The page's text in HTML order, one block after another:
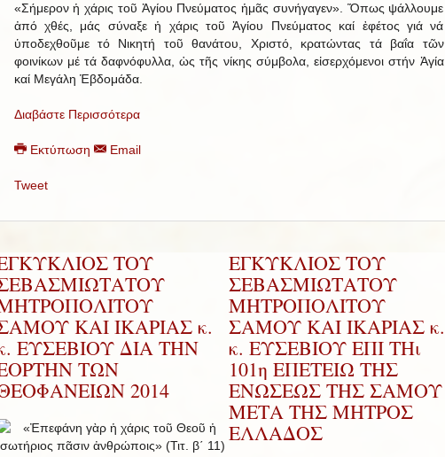
«Σήμερον ἡ χάρις τοῦ Ἁγίου Πνεύματος ἡμᾶς συνήγαγεν». Ὅπως ψάλλουμε
ἀπό χθές, μάς σύναξε ἡ χάρις τοῦ Ἁγίου Πνεύματος καί ἐφέτος γιά νά
ὑποδεχθοῦμε τό Νικητή τοῦ θανάτου, Χριστό, κρατώντας τά βαΐα τῶν
φοινίκων μέ τά δαφνόφυλλα, ὡς τῆς νίκης σύμβολα, εἰσερχόμενοι στήν Ἁγία
καί Μεγάλη Ἑβδομάδα.
Διαβάστε Περισσότερα
Εκτύπωση Email
Tweet
ΤΟΥ
ΚΑΙ ΙΚΑΡΙΑΣ κ.
ΕΥΣΕΒΙΟΥ ΔΙΑ ΤΗΝ
ΤΩΝ
2014
ΕΓΚΥΚΛΙΟΣ ΤΟΥ
ΣΕΒΑΣΜΙΩΤΑΤΟΥ
ΜΗΤΡΟΠΟΛΙΤΟΥ
ΣΑΜΟΥ ΚΑΙ ΙΚΑΡΙΑΣ κ.
κ. ΕΥΣΕΒΙΟΥ ΕΠΙ ΤΗι
101η ΕΠΕΤΕΙΩ ΤΗΣ
ΕΝΩΣΕΩΣ ΤΗΣ ΣΑΜΟΥ
ΜΕΤΑ ΤΗΣ ΜΗΤΡΟΣ
ΕΛΛΑΔΟΣ